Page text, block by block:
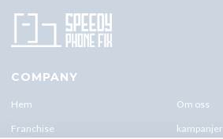
COMPANY
Hem Om oss
Franchise kampanjer